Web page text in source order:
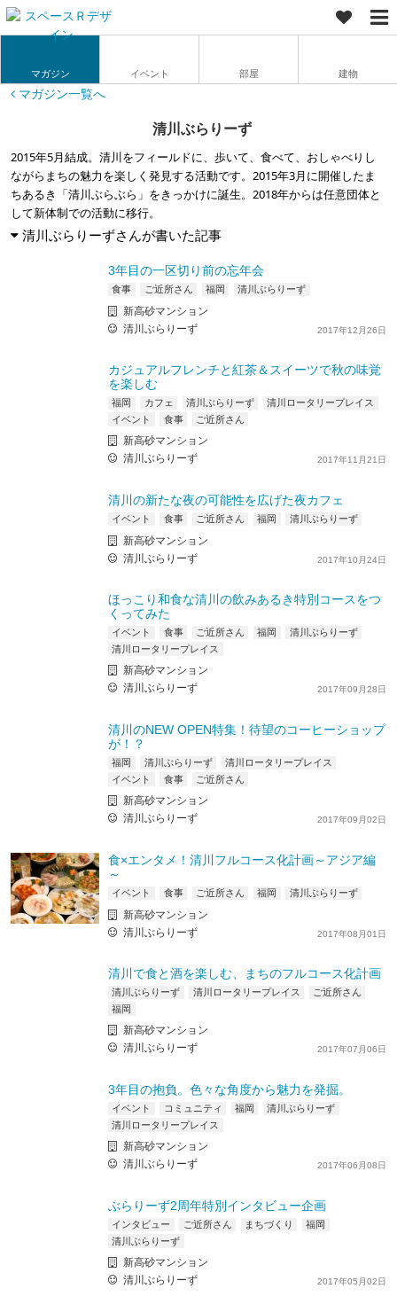
マガジン イベント 部屋 建物
マガジン一覧へ
清川ぶらりーず
2015年5月結成。清川をフィールドに、歩いて、食べて、おしゃべりし
ながらまちの魅力を楽しく発見する活動です。2015年3月に開催したま
ちあるき「清川ぶらぶら」をきっかけに誕生。2018年からは任意団体と
して新体制での活動に移行。
清川ぶらりーずさんが書いた記事
3年目の一区切り前の忘年会
食事 ご近所さん 福岡 清川ぶらりーず
新高砂マンション
清川ぶらりーず
2017年12月26日
カジュアルフレンチと紅茶＆スイーツで秋の味覚
を楽しむ
福岡 カフェ 清川ぶらりーず
清川ロータリープレイス
イベント
食事 ご近所さん
新高砂マンション
清川ぶらりーず
2017年11月21日
清川の新たな夜の可能性を広げた夜カフェ
イベント 食事 ご近所さん 福岡 清川ぶらりーず
新高砂マンション
清川ぶらりーず
2017年10月24日
ほっこり和食な清川の飲みあるき特別コースをつ
くってみた
イベント 食事 ご近所さん 福岡
清川ぶらりーず
清川ロータリープレイス
新高砂マンション
清川ぶらりーず
2017年09月28日
清川のNEW OPEN特集！待望のコーヒーショップ
が！？
福岡 清川ぶらりーず
清川ロータリープレイス
イベント
食事 ご近所さん
新高砂マンション
清川ぶらりーず
2017年09月02日
食×エンタメ！清川フルコース化計画～アジア編
～
イベント 食事 ご近所さん 福岡 清川ぶらりーず
新高砂マンション
清川ぶらりーず
2017年08月01日
清川で食と酒を楽しむ、まちのフルコース化計画
清川ぶらりーず 清川ロータリープレイス
ご近所さん
福岡
新高砂マンション
清川ぶらりーず
2017年07月06日
3年目の抱負。色々な角度から魅力を発掘。
イベント コミュニティ 福岡
清川ぶらりーず
清川ロータリープレイス
新高砂マンション
清川ぶらりーず
2017年06月08日
ぶらりーず2周年特別インタビュー企画
インタビュー ご近所さん まちづくり
福岡
清川ぶらりーず
新高砂マンション
清川ぶらりーず
2017年05月02日